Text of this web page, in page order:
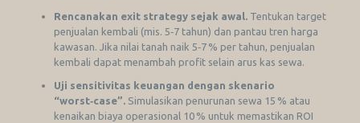
Rencanakan exit strategy sejak awal. Tentukan target
penjualan kembali (mis. 5‑7 tahun) dan pantau tren harga
kawasan. Jika nilai tanah naik 5‑7 % per tahun, penjualan
kembali dapat menambah profit selain arus kas sewa.
Uji sensitivitas keuangan dengan skenario
“worst‑case”. Simulasikan penurunan sewa 15 % atau
kenaikan biaya operasional 10 % untuk memastikan ROI